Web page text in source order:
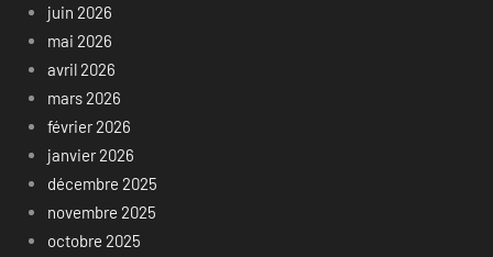
juin 2026
mai 2026
avril 2026
mars 2026
février 2026
janvier 2026
décembre 2025
novembre 2025
octobre 2025